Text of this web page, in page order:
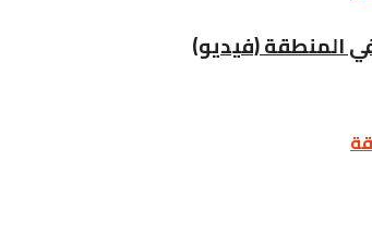
المنطقة (فيديو)